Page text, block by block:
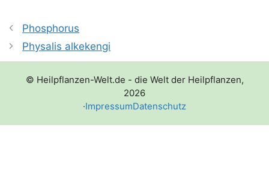
Phosphorus
Physalis alkekengi
© Heilpflanzen-Welt.de - die Welt der Heilpflanzen,
2026
·ImpressumDatenschutz